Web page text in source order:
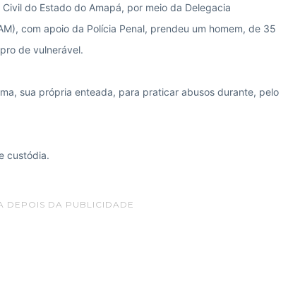
do Estado do Amapá, por meio da Delegacia
com apoio da Polícia Penal, prendeu um homem, de 35
de vulnerável.
sua própria enteada, para praticar abusos durante, pelo
custódia.
DEPOIS DA PUBLICIDADE